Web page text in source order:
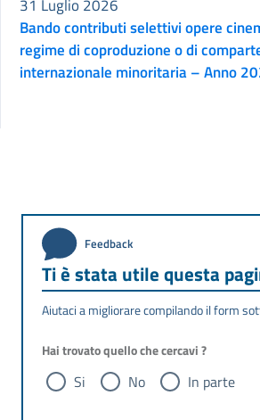
Bando contributi selettivi opere
regime di coproduzione o di
internazionale minoritaria – Anno
31 Luglio 2026
Feedback
Ti è stata utile questa
Aiutaci a migliorare compilando il form
Hai trovato quello che cercavi ?
Si No In parte